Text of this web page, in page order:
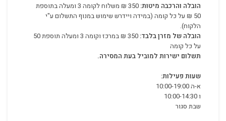
הובלה והרכבה מיטות:
350 ₪ משלוח לקומה 3 ומעלה בתוספת
50 ₪ על כל קומה (במידה ויידרש שימוש במנוף התשלום ע"י
הלקוח).
הובלה של מזרן בלבד:
350 ₪ במרכז וקומה 3 ומעלה תוספת 50
על כל קומה
תשלום ישירות למוביל בעת המסירה.
שעות פעילות:
א-ה 10:00-19:00
ו 10:00-14:30
שבת סגור